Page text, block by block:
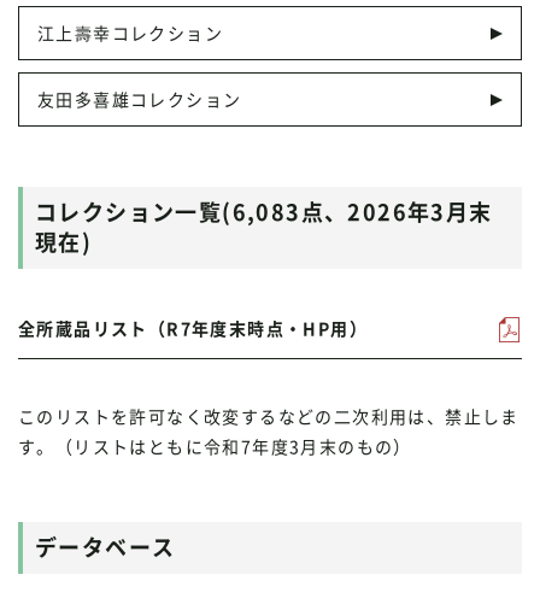
江上壽幸コレクション
友田多喜雄コレクション
コレクション一覧(6,083点、2026年3月末
現在)
全所蔵品リスト（R7年度末時点・HP用）
このリストを許可なく改変するなどの二次利用は、禁止しま
す。（リストはともに令和7年度3月末のもの）
データベース